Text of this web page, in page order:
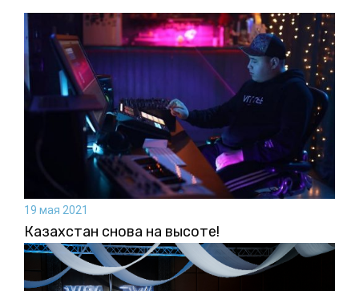
19 мая 2021
Казахстан снова на высоте!